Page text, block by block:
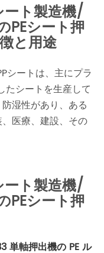
ト製造機/
PEシート押
と用途
シートは、主にプラ
たシートを生産して
湿性があり、ある
医療、建設、その
ト製造機/
PEシート押
軸押出機の PE ル